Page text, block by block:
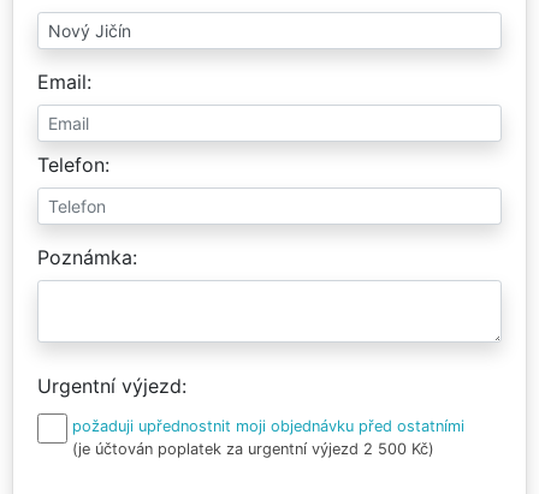
Email
Telefon
Poznámka
Urgentní výjezd
požaduji upřednostnit moji objednávku před ostatními
(je účtován poplatek za urgentní výjezd 2 500 Kč)